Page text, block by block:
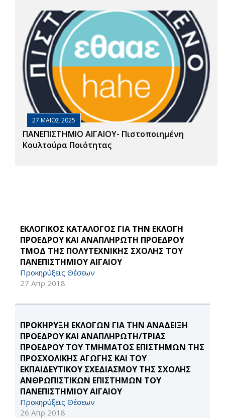
27 ΜΑΙΟΣ 2025
ΠΑΝΕΠΙΣΤΗΜΙΟ ΑΙΓΑΙΟΥ- Πιστοποιημένη
Κουλτούρα Ποιότητας
ΕΚΛΟΓΙΚΟΣ ΚΑΤΑΛΟΓΟΣ ΓΙΑ ΤΗΝ ΕΚΛΟΓΗ
ΠΡΟΕΔΡΟΥ ΚΑΙ ΑΝΑΠΛΗΡΩΤΗ ΠΡΟΕΔΡΟΥ
ΤΜΟΔ ΤΗΣ ΠΟΛΥΤΕΧΝΙΚΗΣ ΣΧΟΛΗΣ ΤΟΥ
ΠΑΝΕΠΙΣΤΗΜΙΟΥ ΑΙΓΑΙΟΥ
Προκηρύξεις Θέσεων
27 Απρ 2018
ΠΡΟΚΗΡΥΞΗ ΕΚΛΟΓΩΝ ΓΙΑ ΤΗΝ ΑΝΑΔΕΙΞΗ
ΠΡΟΕΔΡΟΥ ΚΑΙ ΑΝΑΠΛΗΡΩΤΗ/ΤΡΙΑΣ
ΠΡΟΕΔΡΟΥ ΤΟΥ ΤΜΗΜΑΤΟΣ ΕΠΙΣΤΗΜΩΝ ΤΗΣ
ΠΡΟΣΧΟΛΙΚΗΣ ΑΓΩΓΗΣ ΚΑΙ ΤΟΥ
ΕΚΠΑΙΔΕΥΤΙΚΟΥ ΣΧΕΔΙΑΣΜΟΥ ΤΗΣ ΣΧΟΛΗΣ
ΑΝΘΡΩΠΙΣΤΙΚΩΝ ΕΠΙΣΤΗΜΩΝ ΤΟΥ
ΠΑΝΕΠΙΣΤΗΜΙΟΥ ΑΙΓΑΙΟΥ
Προκηρύξεις Θέσεων
26 Απρ 2018